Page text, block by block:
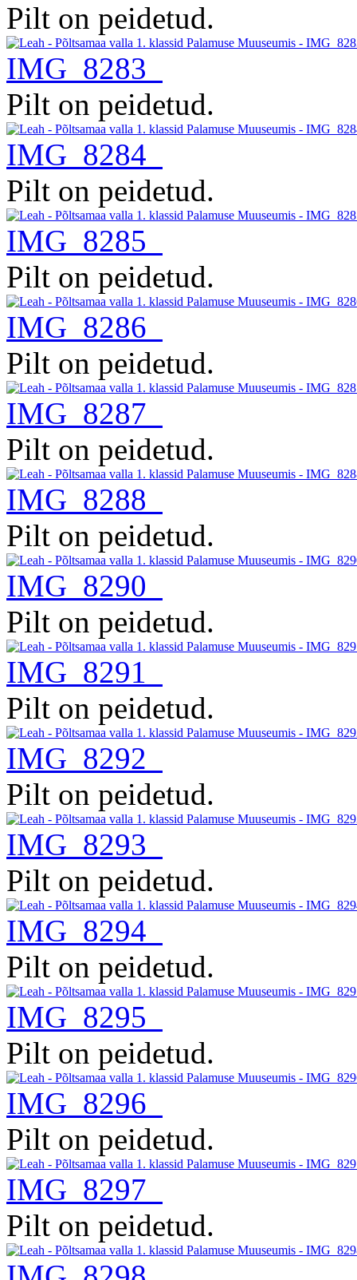
Pilt on peidetud.
IMG_8283
Pilt on peidetud.
IMG_8284
Pilt on peidetud.
IMG_8285
Pilt on peidetud.
IMG_8286
Pilt on peidetud.
IMG_8287
Pilt on peidetud.
IMG_8288
Pilt on peidetud.
IMG_8290
Pilt on peidetud.
IMG_8291
Pilt on peidetud.
IMG_8292
Pilt on peidetud.
IMG_8293
Pilt on peidetud.
IMG_8294
Pilt on peidetud.
IMG_8295
Pilt on peidetud.
IMG_8296
Pilt on peidetud.
IMG_8297
Pilt on peidetud.